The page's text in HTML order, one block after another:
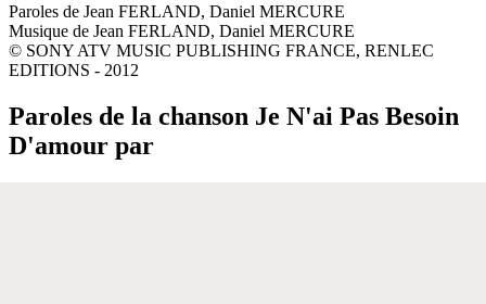
Paroles de Jean FERLAND, Daniel MERCURE
Musique de Jean FERLAND, Daniel MERCURE
© SONY ATV MUSIC PUBLISHING FRANCE, RENLEC
EDITIONS - 2012
Paroles de la chanson Je N'ai Pas Besoin
D'amour par